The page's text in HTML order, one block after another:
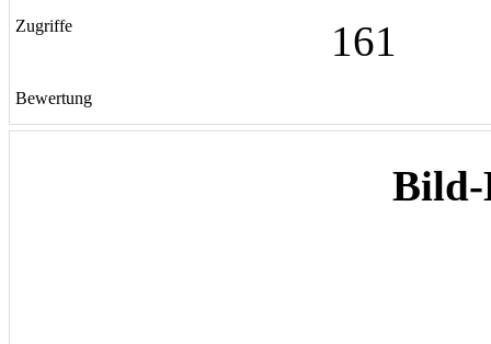
Zugriffe 161
Bewertung
Bild-